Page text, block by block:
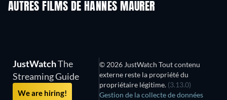
AUTRES FILMS DE HANNES MAURER
JustWatchThe
Streaming Guide
We are hiring!
© 2026 JustWatch Tout contenu
externe reste la propriété du
propriétaire légitime. (3.13.0)
Gestion de la collecte de données